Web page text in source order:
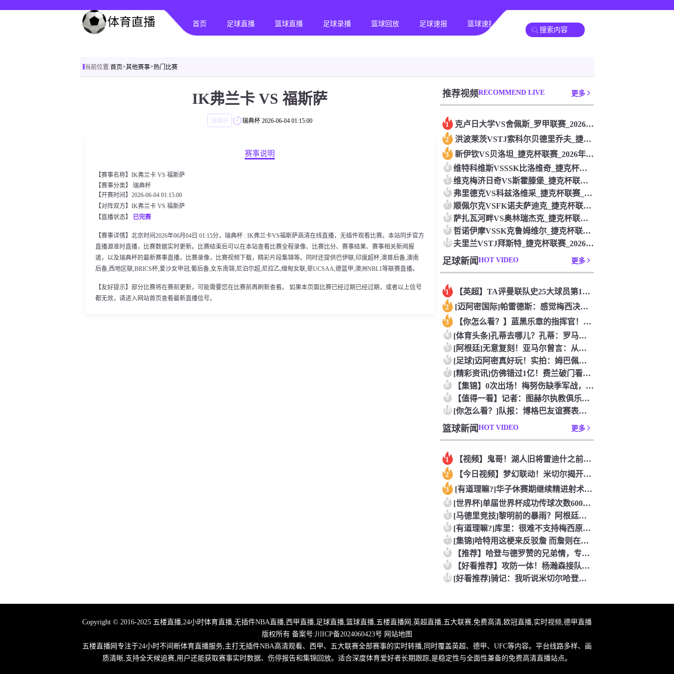
首页 足球直播 篮球直播 足球录播 篮球回放 足球速报 篮球速报 其他赛事
当前位置:首页>其他赛事>热门比赛
IK弗兰卡 VS 福斯萨
瑞典杯 瑞典杯 2026-06-04 01:15:00
赛事说明
【赛事名称】IK弗兰卡 VS 福斯萨
【赛事分类】 瑞典杯
【开赛时间】2026-06-04 01:15:00
【对阵双方】IK弗兰卡 VS 福斯萨
【直播状态】 已完赛
【赛事详情】北京时间2026年06月04日 01:15分，瑞典杯 : IK弗兰卡VS福斯萨高清在线直播，无插件观看比赛。本站同步官方
直播源准时直播，比赛数据实时更新。比赛结束后可以在本站查看比赛全程录像、比赛比分、赛事结果、赛事相关新闻报
道，以及瑞典杯的最新赛事直播，比赛录像，比赛视频下载，精彩片段集锦等。同时还提供巴伊联,印度超杯,澳首后备,澳南
后备,西地区联,BRICS杯,爱沙女甲冠,葡后备,女东南锦,尼泊尔超,尼拉乙,缅甸女联,菲UCSAA,德篮甲,澳洲NBL1等联赛直播。
【友好提示】部分比赛将在赛前更新，可能需要您在比赛前再刷新查看。 如果本页面比赛已经过期已经过期，或者以上信号
都无效，请进入网站首页查看最新直播信号。
推荐视频RECOMMEND LIVE 更多
1 克卢日大学VS舍佩斯_罗甲联赛_2026年07月26日
2 洪波莱茨VSTJ索科尔贝德里乔夫_捷克杯联赛_2026年07
3 新伊钦VS贝洛坦_捷克杯联赛_2026年07月26日
4 维特科维斯VSSSK比洛维奇_捷克杯联赛_2026年07月2
5 维克梅济日奇VS斯霍滕堡_捷克杯联赛_2026年07月26日
6 弗里德克VS科兹洛维采_捷克杯联赛_2026年07月26日
7 顺佩尔克VSFK诺夫萨迪克_捷克杯联赛_2026年07月26
8 萨扎瓦河畔VS奥林瑞杰克_捷克杯联赛_2026年07月26日
9 哲诺伊摩VSSK克鲁姆维尔_捷克杯联赛_2026年07月26
10 夫里兰VSTJ拜斯特_捷克杯联赛_2026年07月26日
足球新闻 HOT VIDEO 更多
1 【英超】TA评曼联队史25大球员第12：“巴斯比宝贝”的绝佳
2 [迈阿密国际]帕雷德斯：感觉梅西决定了决赛是国家队最后一战，
3 【你怎么看？】蓝黑乐章的指挥官！优雅的波兰中场节拍器！
4 [体育头条]孔蒂去哪儿？孔蒂：罗马诺你小子给我管住嘴哈！
5 [阿根廷]无意复刻！亚马尔曾言：从没想过成为梅西，也不会穿他
6 [足球]迈阿密真好玩！实拍：姆巴佩和女友被路人拍到在夜店狂欢
7 [精彩资讯]仿佛错过1亿！费兰破门看台的西班牙传奇欢呼，拉莫
8 【集锦】0次出场！梅努伤缺季军战，整届1分钟没踢无缘世界杯首
9 【值得一看】记者：图赫尔执教俱乐部是淘汰赛专家，但在真正压力
10 [你怎么看？]队报：博格巴友谊赛表现不错 戈洛文可能加盟沙特
篮球新闻 HOT VIDEO 更多
1 【视频】鬼哥！湖人旧将雷迪什之前在立陶宛联赛大杀四方
2 【今日视频】梦幻联动！米切尔揭开安东内利的名字贴纸！
3 [有道理嘛?]华子休赛期继续精进射术！5个点位接球三分全部命
4 [世界杯]单届世界杯成功传球次数600+球员：罗德里本届75
5 [马德里竞技]黎明前的暴雨？阿根廷世界杯决赛前最后一堂训练课
6 [有道理嘛?]库里：很难不支持梅西原来库里也是梅西球迷！
7 [集锦]哈特用这梗来反驳詹 而詹则在开玩笑地强调0比3和1比
8 【推荐】哈登与德罗赞的兄弟情，专属硬汉的温情
9 【好看推荐】攻防一体！杨瀚森接队友传球双手大力灌篮&防守端再
10 [好看推荐]骑记：我听说米切尔哈登和詹姆斯保持联系 但招募不
Copyright © 2016-2025 五楼直播,24小时体育直播,无插件NBA直播,西甲直播,足球直播,篮球直播,五楼直播网,英超直播,五大联赛,免费高清,欧冠直播,实时视频,德甲直播
版权所有 备案号:川ICP备2024060423号 网站地图
五楼直播网专注于24小时不间断体育直播服务,主打无插件NBA高清观看、西甲、五大联赛全部赛事的实时转播,同时覆盖英超、德甲、UFC等内容。平台线路多样、画
质清晰,支持全天候追赛,用户还能获取赛事实时数据、伤停报告和集锦回放。适合深度体育爱好者长期跟踪,是稳定性与全面性兼备的免费高清直播站点。